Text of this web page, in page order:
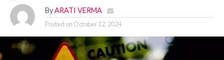
By ARATI VERMA
Posted on October 12, 2024